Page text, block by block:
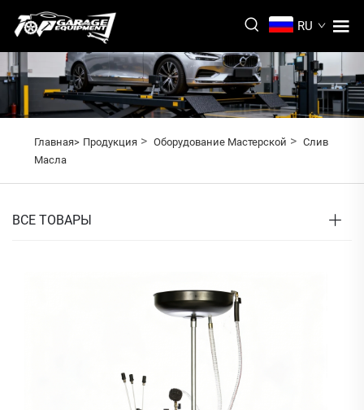
RU
Главная> Продукция> Оборудование Мастерской > Слив
Масла
ВСЕ ТОВАРЫ